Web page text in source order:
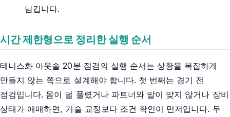
남깁니다.
시간 제한형으로 정리한 실행 순서
테니스화 아웃솔 20분 점검의 실행 순서는 상황을 복잡하게
만들지 않는 쪽으로 설계해야 합니다. 첫 번째는 경기 전
점검입니다. 몸이 덜 풀렸거나 파트너와 말이 맞지 않거나 장비
상태가 애매하면, 기술 교정보다 조건 확인이 먼저입니다. 두